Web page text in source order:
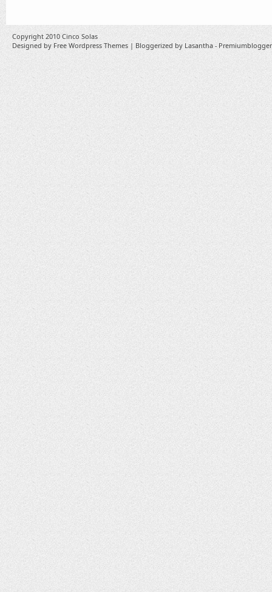
Copyright 2010 Cinco Solas
Designed by Free Wordpress Themes | Bloggerized by Lasantha -